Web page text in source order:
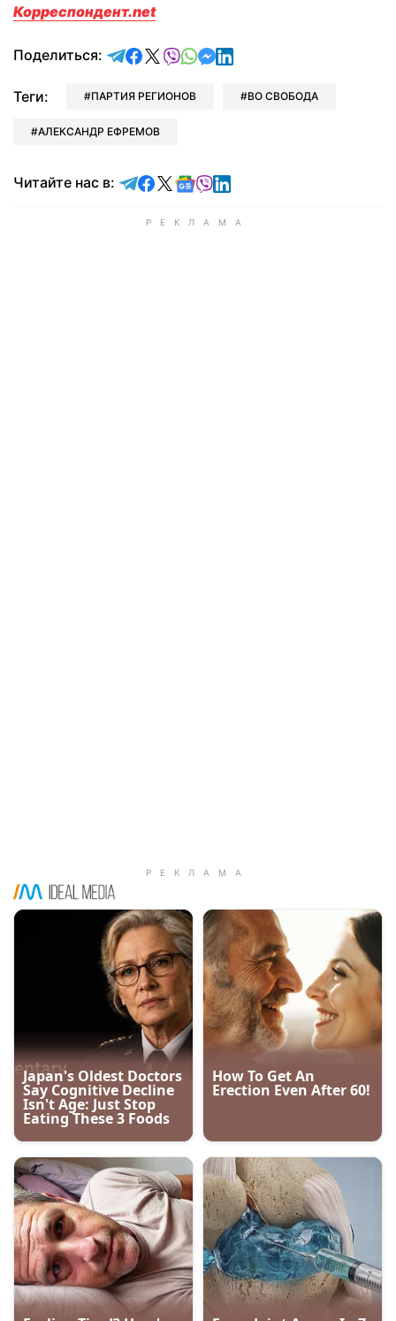
Корреспондент.net
Поделиться: отправить в Telegram
поделиться в Facebook
поделиться в X
отправить в Viber
отправить в Whatsapp
отправить в Messenger
отправить в LinkedIn
Теги: ПАРТИЯ РЕГИОНОВ ВО СВОБОДА
АЛЕКСАНДР ЕФРЕМОВ
Читайте нас в: Читайте в Telegram
Читайте в Facebook
Читайте в X
Читайте в Google news
Читайте в Viber
Читайте в LinkedIn